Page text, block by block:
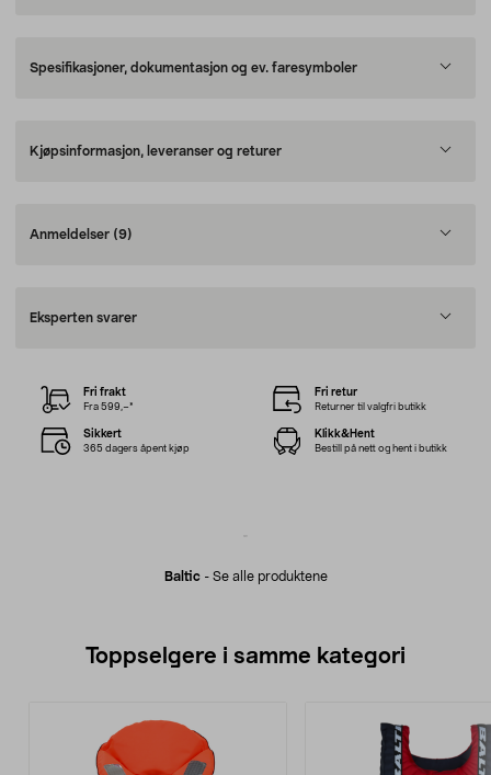
Spesifikasjoner, dokumentasjon og ev. faresymboler
Kjøpsinformasjon, leveranser og returer
Anmeldelser (9)
Eksperten svarer
Baltic- Se alle produktene
Fri frakt
Fra 599,–*
Fri retur
Returner til valgfri butikk
Sikkert
365 dagers åpent kjøp
Klikk&Hent
Bestill på nett og hent i butikk
Toppselgere i samme kategori